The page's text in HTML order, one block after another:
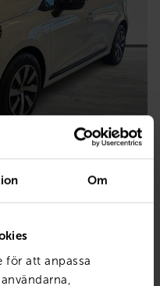
Om
för att anpassa
MED RESTVÄRDE